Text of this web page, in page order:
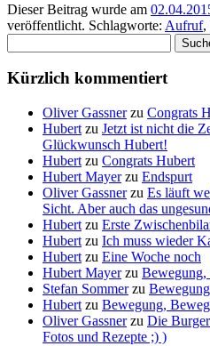
Dieser Beitrag wurde am
veröffentlicht. Schlagworte: Aufruf,
nach:
Kürzlich kommentiert
Oliver Gassnerzu Congrats
Hubert zu Jetzt ist nicht die
Glückwunsch Hubert!
Hubert zu Congrats Hubert
Hubert Mayerzu Endspurt
Oliver Gassnerzu Es läuft
Sicht. Aber auch das
Hubert zu Erste
Hubert zu Ich muss wieder
Hubert zu Eine Woche noch
Hubert Mayerzu
Stefan Sommerzu
Hubert zu Bewegung,
Oliver Gassnerzu Die
Fotos und Rezepte ;) )